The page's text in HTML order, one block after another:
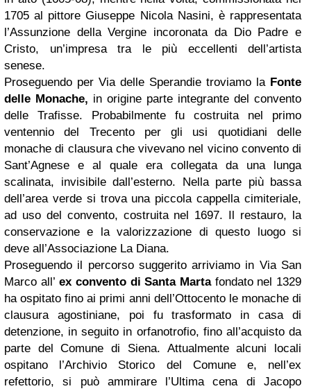
1705 al pittore Giuseppe Nicola Nasini, è rappresentata
l’Assunzione della Vergine incoronata da Dio Padre e
Cristo, un’impresa tra le più eccellenti dell’artista
senese.
Proseguendo per Via delle Sperandie troviamo la Fonte
delle Monache, in origine parte integrante del convento
delle Trafisse. Probabilmente fu costruita nel primo
ventennio del Trecento per gli usi quotidiani delle
monache di clausura che vivevano nel vicino convento di
Sant’Agnese e al quale era collegata da una lunga
scalinata, invisibile dall’esterno. Nella parte più bassa
dell’area verde si trova una piccola cappella cimiteriale,
ad uso del convento, costruita nel 1697. Il restauro, la
conservazione e la valorizzazione di questo luogo si
deve all’Associazione La Diana.
Proseguendo il percorso suggerito arriviamo in Via San
Marco all’ex convento di Santa Martafondato nel 1329
ha ospitato fino ai primi anni dell’Ottocento le monache di
clausura agostiniane, poi fu trasformato in casa di
detenzione, in seguito in orfanotrofio, fino all’acquisto da
parte del Comune di Siena. Attualmente alcuni locali
ospitano l’Archivio Storico del Comune e, nell’ex
refettorio, si può ammirare l’Ultima cena di Jacopo